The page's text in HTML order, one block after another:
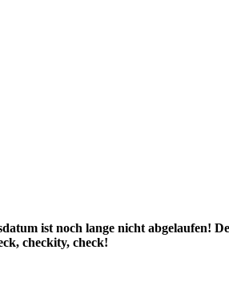
ist noch lange nicht abgelaufen!
checkity, check!